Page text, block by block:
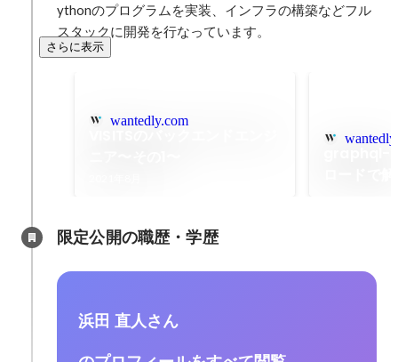
ythonのプログラムを実装、インフラの構築などフル
スタックに開発を行なっています。
さらに表示
wantedly.com
限定公開の職歴・学歴
浜田 直人さん